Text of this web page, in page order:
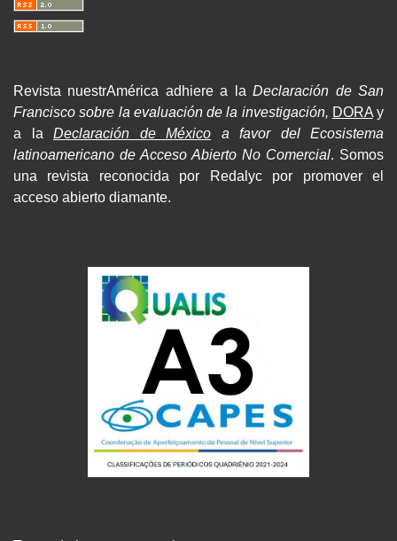
Revista nuestrAmérica adhiere a laDeclaración de San
Francisco sobre la evaluación de la investigación, DORAy
a la Declaración de México a favor del Ecosistema
latinoamericano de Acceso Abierto No Comercial. Somos
una revista reconocida por Redalyc por promover el
acceso abierto diamante.